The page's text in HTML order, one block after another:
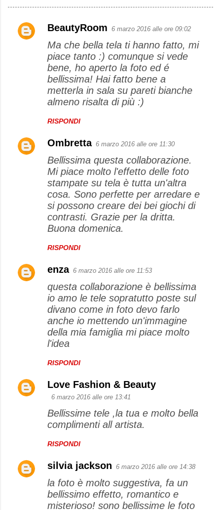
C
BeautyRoom 6 marzo 2016 alle ore 09:02
Ma che bella tela ti hanno fatto, mi
piace tanto :) comunque si vede
bene, ho aperto la foto ed é
bellissima! Hai fatto bene a
metterla in sala su pareti bianche
almeno risalta di più :)
RISPONDI
Ombretta 6 marzo 2016 alle ore 11:30
Bellissima questa collaborazione.
Mi piace molto l'effetto delle foto
stampate su tela è tutta un'altra
cosa. Sono perfette per arredare e
si possono creare dei bei giochi di
contrasti. Grazie per la dritta.
Buona domenica.
RISPONDI
enza 6 marzo 2016 alle ore 11:53
questa collaborazione è bellissima
io amo le tele sopratutto poste sul
divano come in foto devo farlo
anche io mettendo un'immagine
della mia famiglia mi piace molto
l'idea
RISPONDI
Love Fashion & Beauty
6 marzo 2016 alle ore 13:41
Bellissime tele ,la tua e molto bella
complimenti all artista.
RISPONDI
silvia jackson 6 marzo 2016 alle ore 14:38
la foto è molto suggestiva, fa un
bellissimo effetto, romantico e
misterioso! sono bellissime le foto